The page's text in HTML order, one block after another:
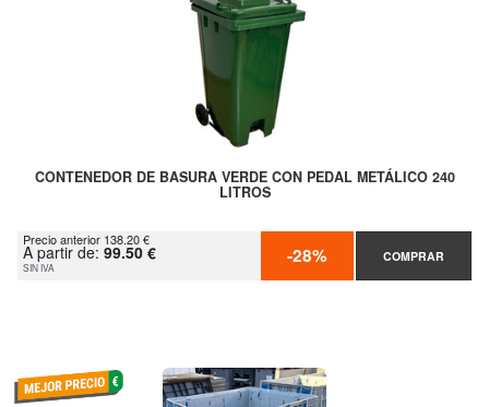
CONTENEDOR DE BASURA VERDE CON PEDAL METÁLICO 240
LITROS
Precio anterior 138.20 €
A partir de: 99.50 €
SIN IVA -28% COMPRAR